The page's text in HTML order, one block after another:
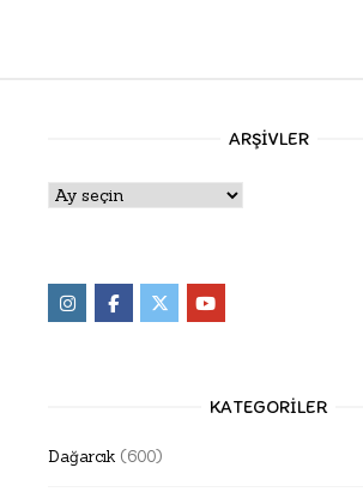
ARŞIVLER
Arşivler
KATEGORILER
Dağarcık (600)